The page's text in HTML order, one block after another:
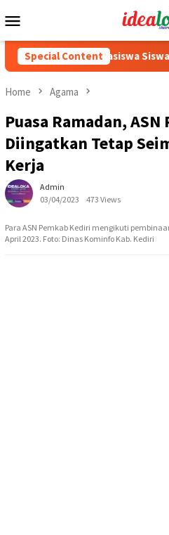
to
Menu
Special Content
Dhito Beri Beasiswa Siswa
Home Agama
Puasa Ramadan,
Diingatkan Tetap
Kerja
Admin
03/04/2023
473 Views
Para ASN Pemkab Kediri mengikuti
April 2023. Foto: Dinas Kominfo Kab. Kediri